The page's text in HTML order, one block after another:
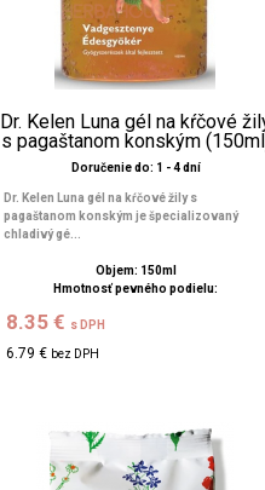
Dr. Kelen Luna gél na kŕčové
s pagaštanom konským
Doručenie do: 1 - 4 dní
Dr. Kelen Luna gél na kŕčové žily s
pagaštanom konským je špecializovaný
chladivý gé...
Objem: 150ml
Hmotnosť pevného podielu:
8.35 € s DPH
6.79 € bez DPH